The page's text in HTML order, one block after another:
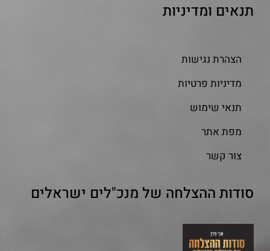
תנאים ומדיניות
הצהרת נגישות
מדיניות פרטיות
תנאי שימוש
מפת אתר
צור קשר
סודות ההצלחה של מנכ"לים ישראלים